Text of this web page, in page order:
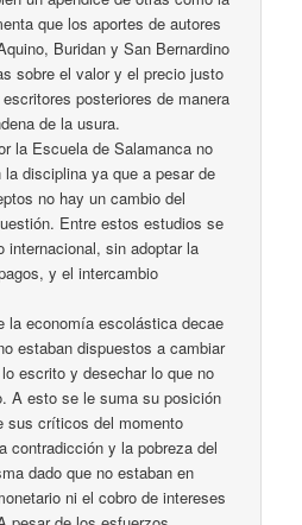
que los aportes de autores
Buridan y San Bernardino
sobre el valor y el precio justo
posteriores de manera
de la usura.
la Escuela de Salamanca no
disciplina ya que a pesar de
no hay un cambio del
Entre estos estudios se
internacional, sin adoptar la
y el intercambio
la economía escolástica decae
estaban dispuestos a cambiar
escrito y desechar lo que no
A esto se le suma su posición
sus críticos del momento
contradicción y la pobreza del
dado que no estaban en
ni el cobro de intereses